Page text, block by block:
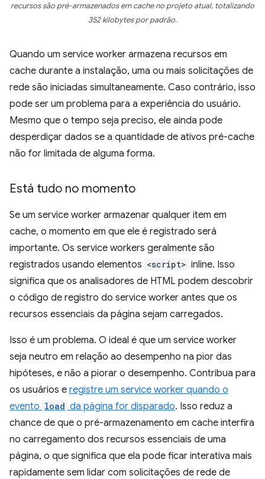
recursos são pré-armazenados em cache no projeto atual, totalizando
352 kilobytes por padrão.
Quando um service worker armazena recursos em
cache durante a instalação, uma ou mais solicitações de
rede são iniciadas simultaneamente. Caso contrário, isso
pode ser um problema para a experiência do usuário.
Mesmo que o tempo seja preciso, ele ainda pode
desperdiçar dados se a quantidade de ativos pré-cache
não for limitada de alguma forma.
Está tudo no momento
Se um service worker armazenar qualquer item em
cache, o momento em que ele é registrado será
importante. Os service workers geralmente são
registrados usando elementos <script> inline. Isso
significa que os analisadores de HTML podem descobrir
o código de registro do service worker antes que os
recursos essenciais da página sejam carregados.
Isso é um problema. O ideal é que um service worker
seja neutro em relação ao desempenho na pior das
hipóteses, e não a piorar o desempenho. Contribua para
os usuários e registre um service worker quando o
evento load da página for disparado. Isso reduz a
chance de que o pré-armazenamento em cache interfira
no carregamento dos recursos essenciais de uma
página, o que significa que ela pode ficar interativa mais
rapidamente sem lidar com solicitações de rede de